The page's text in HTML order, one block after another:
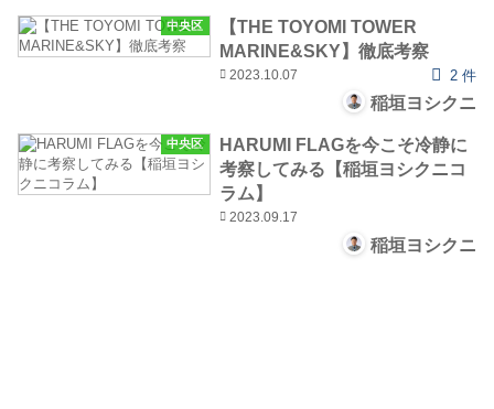
中央区
【THE TOYOMI TOWER
MARINE&SKY】徹底考察
2023.10.07 2 件
稲垣ヨシクニ
中央区
HARUMI FLAGを今こそ冷静に
考察してみる【稲垣ヨシクニコ
ラム】
2023.09.17
稲垣ヨシクニ